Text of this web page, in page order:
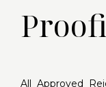
All Approved